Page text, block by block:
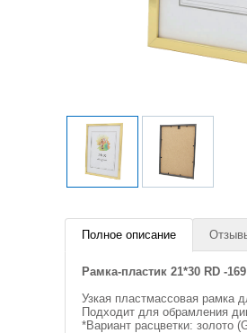
Полное описание
Рамка-пластик 21*30 RD -
Узкая пластмассовая рамка
Подходит для обрамления
*Вариант расцветки: золото